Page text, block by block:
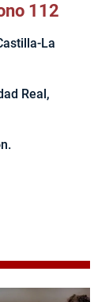
112
La
Real,